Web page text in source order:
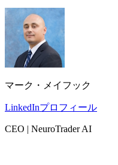
マーク・メイフック
LinkedInプロフィール
CEO | NeuroTrader AI